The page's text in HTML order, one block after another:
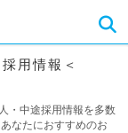
用情報＜
・中途採用情報を多数
なたにおすすめのお